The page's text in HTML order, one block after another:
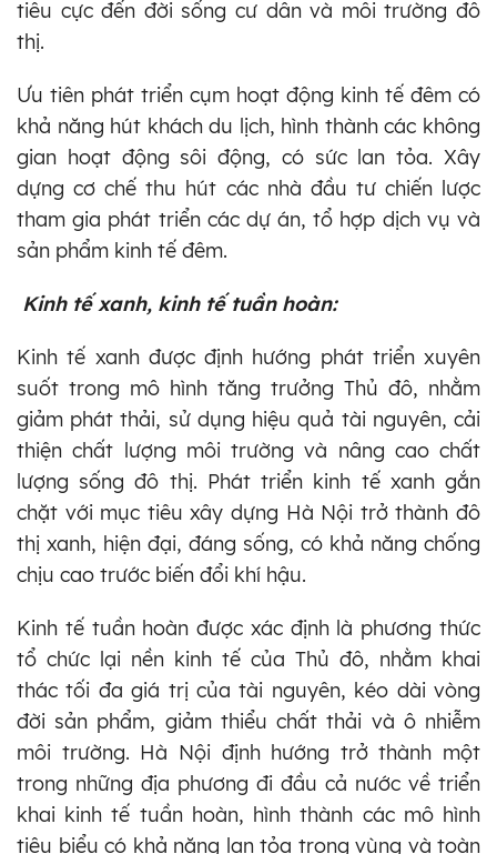
tiêu cực đến đời sống cư dân và môi trường đô
thị.
Ưu tiên phát triển cụm hoạt động kinh tế đêm có
khả năng hút khách du lịch, hình thành các không
gian hoạt động sôi động, có sức lan tỏa. Xây
dựng cơ chế thu hút các nhà đầu tư chiến lược
tham gia phát triển các dự án, tổ hợp dịch vụ và
sản phẩm kinh tế đêm.
Kinh tế xanh, kinh tế tuần hoàn:
Kinh tế xanh được định hướng phát triển xuyên
suốt trong mô hình tăng trưởng Thủ đô, nhằm
giảm phát thải, sử dụng hiệu quả tài nguyên, cải
thiện chất lượng môi trường và nâng cao chất
lượng sống đô thị. Phát triển kinh tế xanh gắn
chặt với mục tiêu xây dựng Hà Nội trở thành đô
thị xanh, hiện đại, đáng sống, có khả năng chống
chịu cao trước biến đổi khí hậu.
Kinh tế tuần hoàn được xác định là phương thức
tổ chức lại nền kinh tế của Thủ đô, nhằm khai
thác tối đa giá trị của tài nguyên, kéo dài vòng
đời sản phẩm, giảm thiểu chất thải và ô nhiễm
môi trường. Hà Nội định hướng trở thành một
trong những địa phương đi đầu cả nước về triển
khai kinh tế tuần hoàn, hình thành các mô hình
tiêu biểu có khả năng lan tỏa trong vùng và toàn